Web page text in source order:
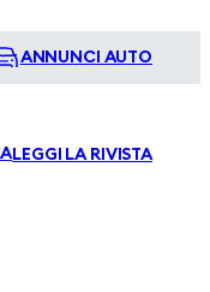
ANNUNCI AUTO
LEGGI LA RIVISTA